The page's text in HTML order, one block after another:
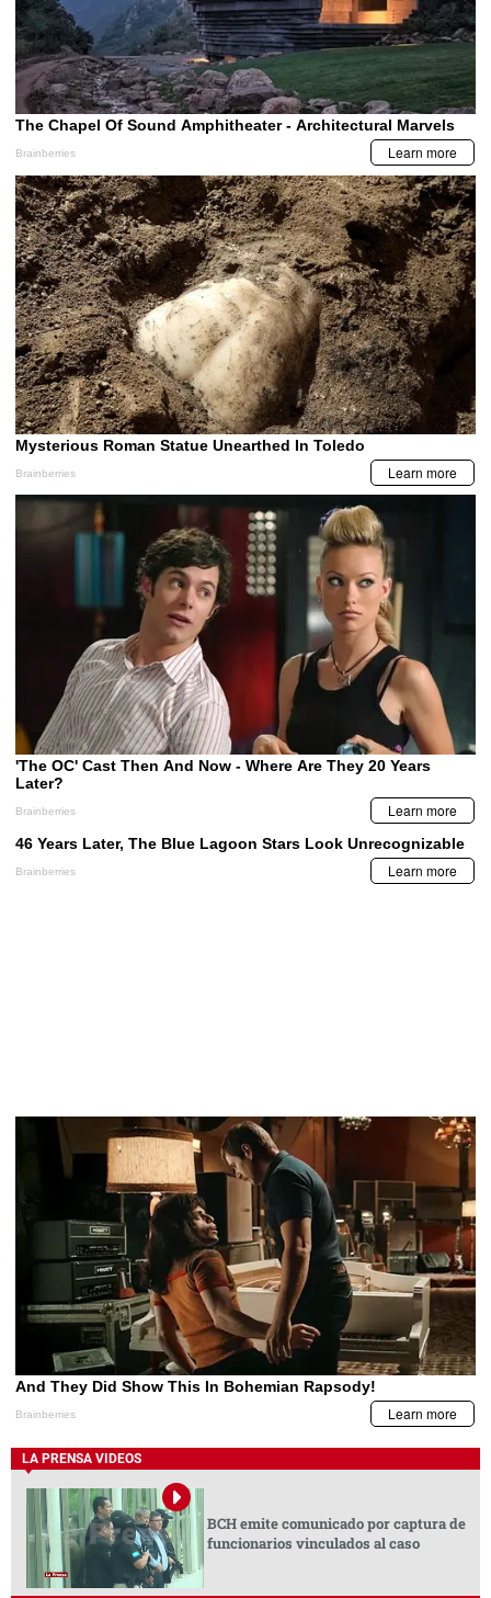
LA PRENSA VIDEOS
BCH emite comunicado por captura de
funcionarios vinculados al caso